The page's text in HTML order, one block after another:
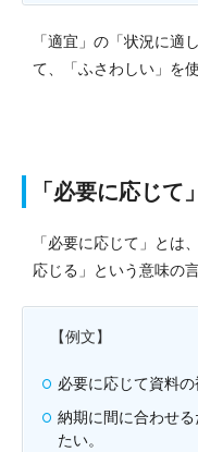
「適宜」の「状況に適
て、「ふさわしい」を
「必要に応じて」
「必要に応じて」とは
応じる」という意味の言
【例文】
必要に応じて資料の
納期に間に合わせ
たい。